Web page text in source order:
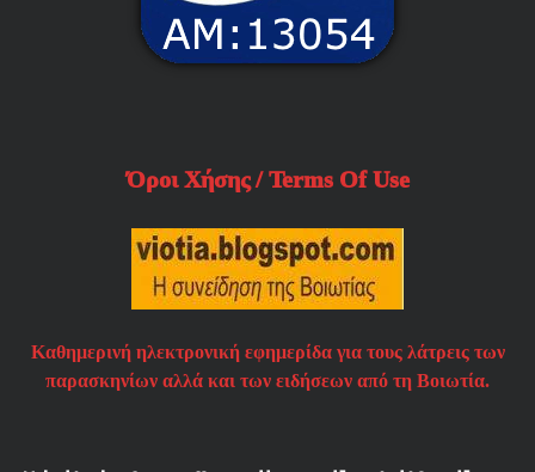
Όροι Χήσης / Terms Of Use
Καθημερινή ηλεκτρονική εφημερίδα για τους λάτρεις των
παρασκηνίων αλλά και των ειδήσεων από τη Βοιωτία.